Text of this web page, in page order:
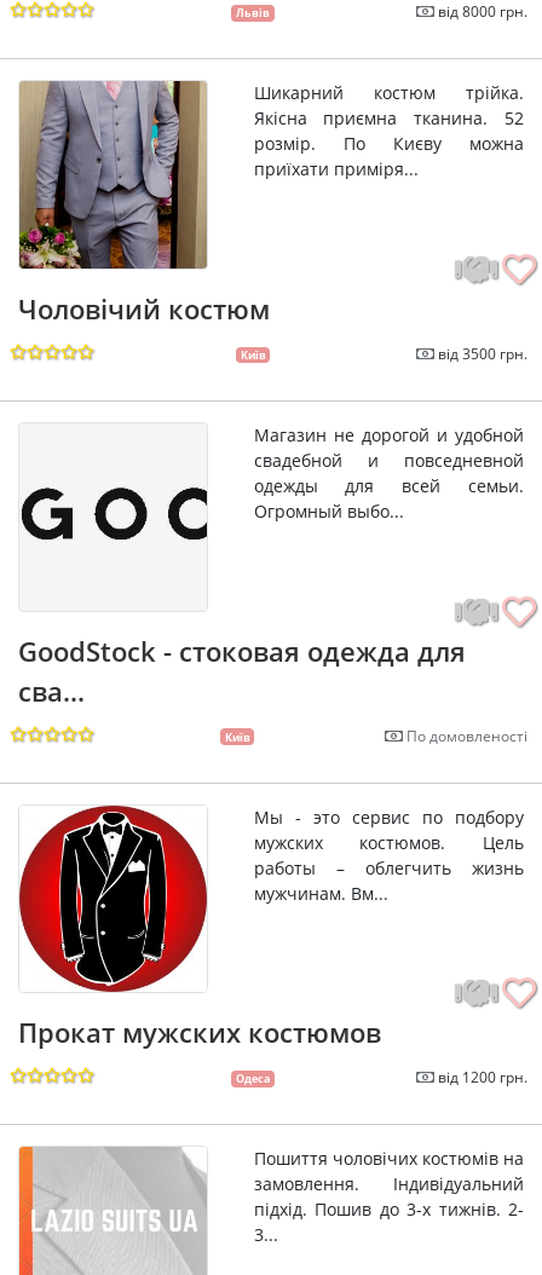
Львів від 8000 грн.
Шикарний костюм трійка.
Якісна приємна тканина. 52
розмір. По Києву можна
приїхати приміря...
Чоловічий костюм
Київ від 3500 грн.
Магазин не дорогой и удобной
свадебной и повседневной
одежды для всей семьи.
Огромный выбо...
GoodStock - стоковая одежда для
сва...
Київ По домовленості
Мы - это сервис по подбору
мужских костюмов. Цель
работы – облегчить жизнь
мужчинам. Вм...
Прокат мужских костюмов
Одеса від 1200 грн.
Пошиття чоловічих костюмів на
замовлення. Індивідуальний
підхід. Пошив до 3-х тижнів. 2-
3...